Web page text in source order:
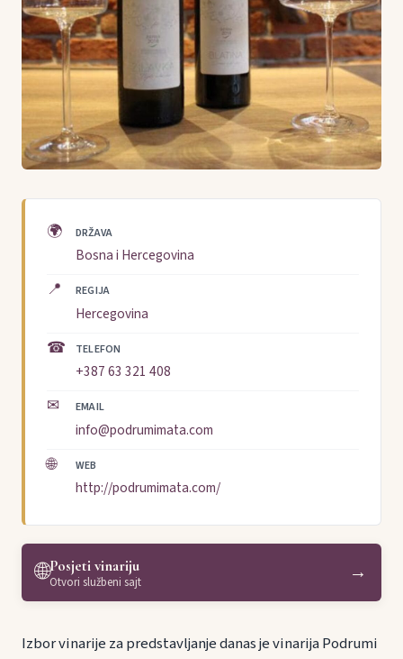
🌍 DRŽAVA
Bosna i Hercegovina
📍 REGIJA
Hercegovina
☎ TELEFON
+387 63 321 408
✉ EMAIL
info@podrumimata.com
🌐 WEB
http://podrumimata.com/
🌐Posjeti vinariju
Otvori službeni sajt →
Izbor vinarije za predstavljanje danas je vinarija Podrumi